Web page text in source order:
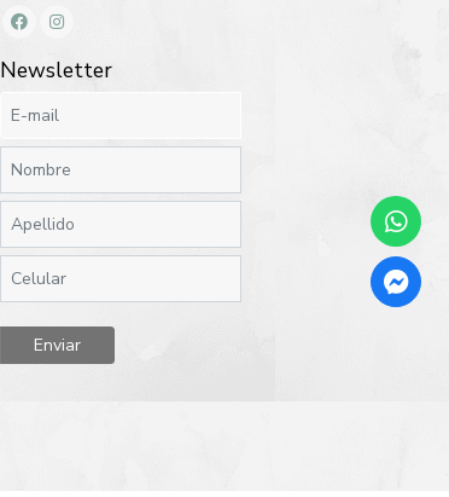
Newsletter
Enviar